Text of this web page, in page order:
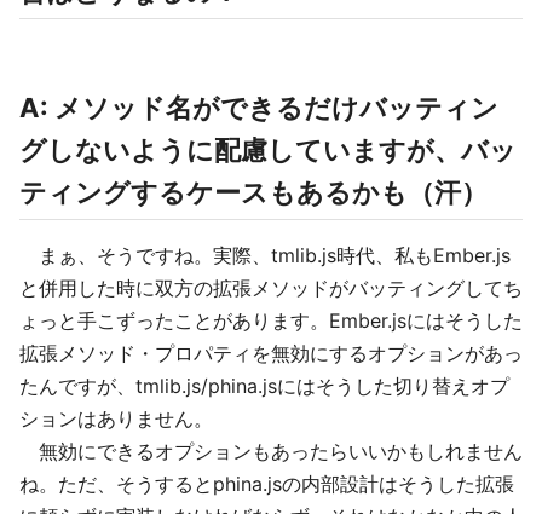
A: メソッド名ができるだけバッティン
グしないように配慮していますが、バッ
ティングするケースもあるかも（汗）
まぁ、そうですね。実際、tmlib.js時代、私もEmber.js
と併用した時に双方の拡張メソッドがバッティングしてち
ょっと手こずったことがあります。Ember.jsにはそうした
拡張メソッド・プロパティを無効にするオプションがあっ
たんですが、tmlib.js/phina.jsにはそうした切り替えオプ
ションはありません。
無効にできるオプションもあったらいいかもしれません
ね。ただ、そうするとphina.jsの内部設計はそうした拡張